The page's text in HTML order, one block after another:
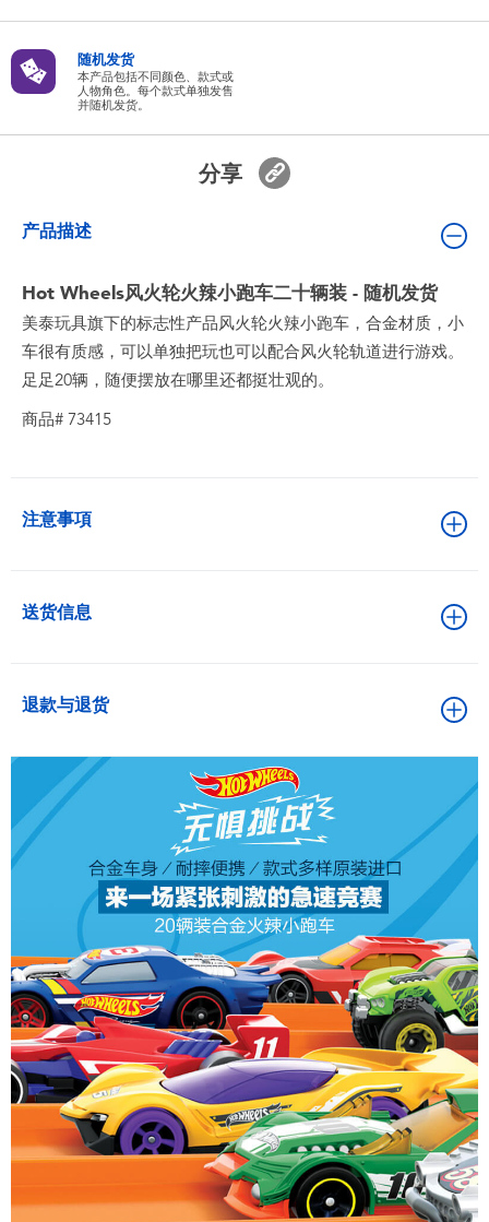
电池
新登场
随机发货
本产品包括不同颜色、款式或
人物角色。每个款式单独发售
并随机发货。
分享
产品描述
Hot Wheels风火轮火辣小跑车二十辆装 - 随机发货
美泰玩具旗下的标志性产品风火轮火辣小跑车，合金材质，小
车很有质感，可以单独把玩也可以配合风火轮轨道进行游戏。
足足20辆，随便摆放在哪里还都挺壮观的。
商品# 73415
注意事項
送货信息
退款与退货